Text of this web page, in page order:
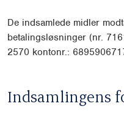
De indsamlede midler
betalingsløsninger (nr.
2570 kontonr.:
Indsamlingens